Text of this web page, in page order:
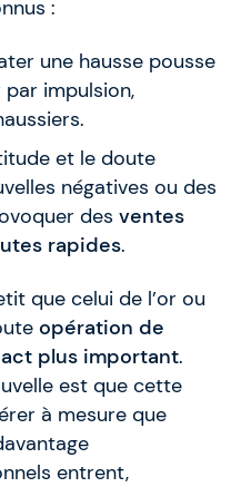
:
une hausse pousse
impulsion,
et le doute
négatives ou des
des ventes
rapides.
que celui de l’or ou
opération de
plus important.
est que cette
à mesure que
entrent,